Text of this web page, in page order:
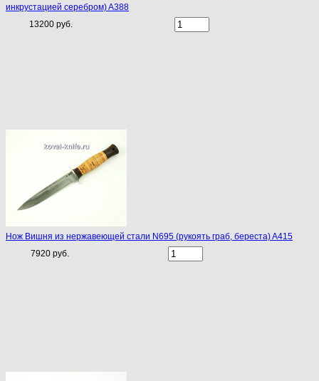
инкрустацией серебром) A388
13200 руб.
Нож Вишня из нержавеющей стали N695 (рукоять граб, береста) A415
7920 руб.